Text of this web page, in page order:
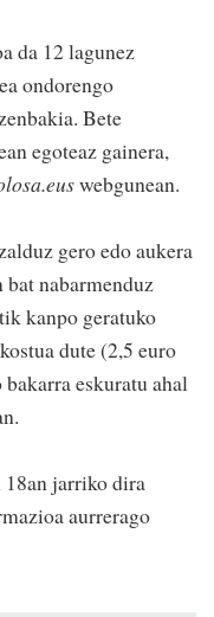
da 12 lagunez
ondorengo
Bete
egoteaz gainera,
webgunean.
gero edo aukera
nabarmenduz
kanpo geratuko
dute (2,5 euro
eskuratu ahal
18an jarriko dira
aurrerago